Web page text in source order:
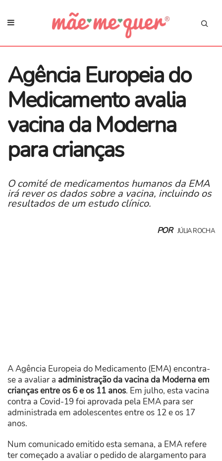
Agência Europeia do
Medicamento avalia
vacina da Moderna
para crianças
O comité de medicamentos humanos da EMA
irá rever os dados sobre a vacina, incluindo os
resultados de um estudo clínico.
POR JÚLIA ROCHA
A Agência Europeia do Medicamento (EMA) encontra-
se a avaliar a administração da vacina da Moderna em
crianças entre os 6 e os 11 anos. Em julho, esta vacina
contra a Covid-19 foi aprovada pela EMA para ser
administrada em adolescentes entre os 12 e os 17
anos.
Num comunicado emitido esta semana, a EMA refere
ter começado a avaliar o pedido de alargamento para